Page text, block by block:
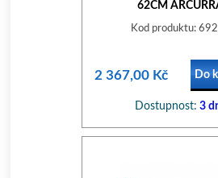
62CM
Kod produktu:
2 367,00 Kč Do
Dostupnost: 3